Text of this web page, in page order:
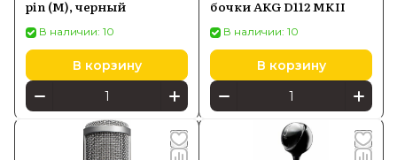
pin (M), черный
В наличии: 10
В корзину
бочки AKG D112 MKII
В наличии: 10
В корзину